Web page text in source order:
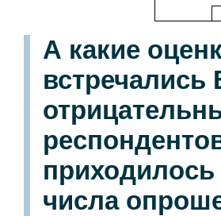
А какие
числа